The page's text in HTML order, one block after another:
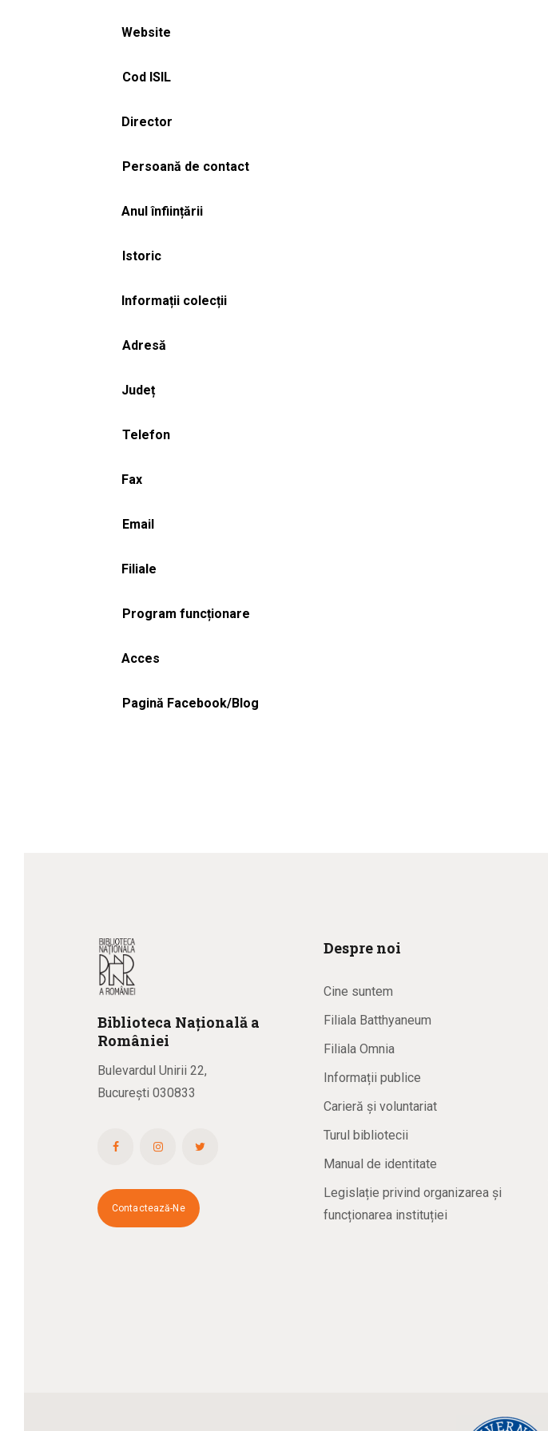
Website
Cod ISIL
Director
Persoană de contact
Anul înființării
Istoric
Informații colecții
Adresă
Județ
Telefon
Fax
Email
Filiale
Program funcționare
Acces
Pagină Facebook/Blog
Biblioteca Națională a
României
Bulevardul Unirii 22,
București 030833
Contactează-Ne
Despre noi
Cine suntem
Filiala Batthyaneum
Filiala Omnia
Informații publice
Carieră și voluntariat
Turul bibliotecii
Manual de identitate
Legislație privind organizarea și
funcționarea instituției